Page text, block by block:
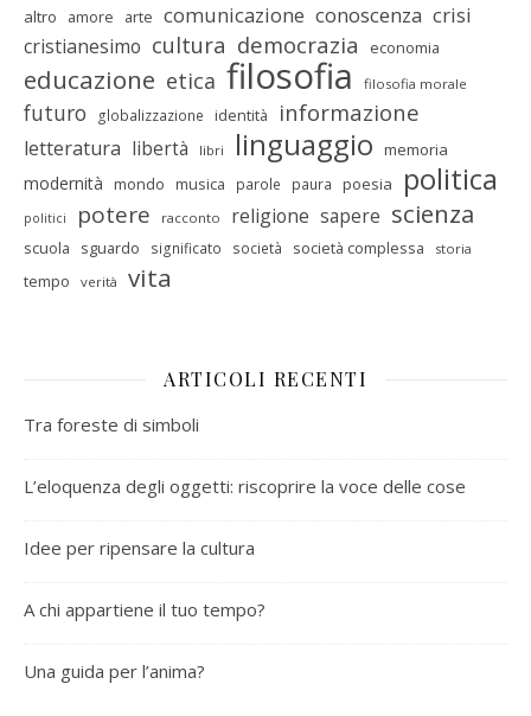
altro amore arte comunicazione conoscenza crisi
cristianesimo cultura democrazia economia
educazione etica filosofia filosofia morale
futuro globalizzazione identità informazione
letteratura libertà libri linguaggio memoria
modernità mondo musica parole paura poesia politica
politici potere racconto religione sapere scienza
scuola sguardo significato società società complessa storia
tempo verità vita
ARTICOLI RECENTI
Tra foreste di simboli
L’eloquenza degli oggetti: riscoprire la voce delle cose
Idee per ripensare la cultura
A chi appartiene il tuo tempo?
Una guida per l’anima?